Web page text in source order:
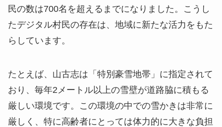
民の数は700名を超えるまでになりました。こうし
たデジタル村民の存在は、地域に新たな活力をもた
らしています。
たとえば、山古志は「特別豪雪地帯」に指定されて
おり、毎年2メートル以上の雪壁が道路脇に積もる
厳しい環境です。この環境の中での雪かきは非常に
厳しく、特に高齢者にとっては体力的に大きな負担